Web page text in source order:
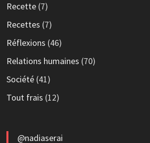
Recette(7)
Recettes (7)
Réflexions (46)
Relations humaines (70)
Société(41)
Tout frais (12)
@nadiaserai